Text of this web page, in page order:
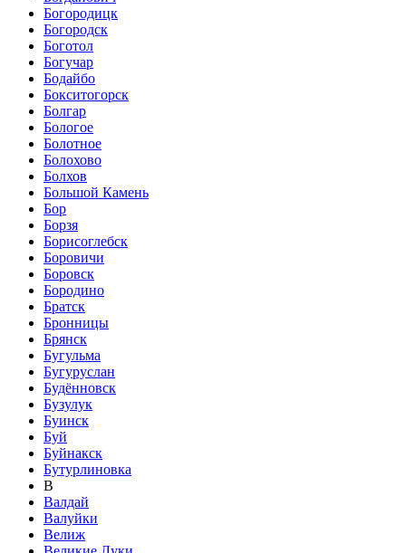
Богородицк
Богородск
Боготол
Богучар
Бодайбо
Бокситогорск
Болгар
Бологое
Болотное
Болохово
Болхов
Большой Камень
Бор
Борзя
Борисоглебск
Боровичи
Боровск
Бородино
Братск
Бронницы
Брянск
Бугульма
Бугуруслан
Будённовск
Бузулук
Буинск
Буй
Буйнакск
Бутурлиновка
В
Валдай
Валуйки
Велиж